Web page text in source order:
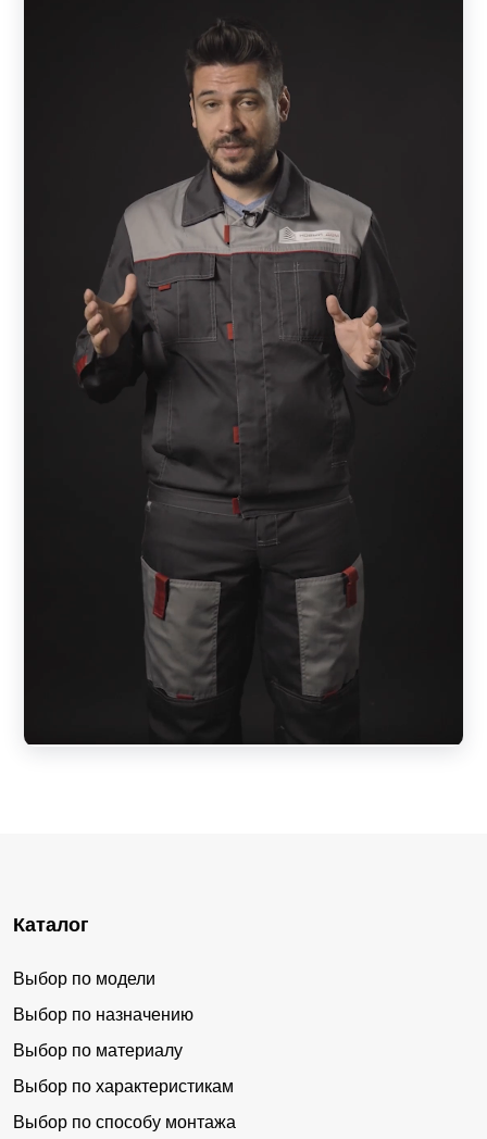
Каталог
Выбор по модели
Выбор по назначению
Выбор по материалу
Выбор по характеристикам
Выбор по способу монтажа